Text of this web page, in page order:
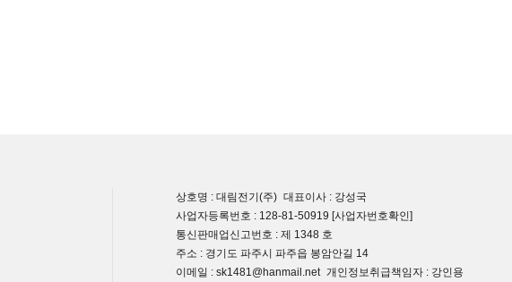
상호명 : 대림전기(주) 대표이사 : 강성국
사업자등록번호 : 128-81-50919[사업자번호확인]
통신판매업신고번호 : 제 1348 호
주소 : 경기도 파주시 파주읍 봉암안길 14
이메일 : sk1481@hanmail.net 개인정보취급책임자 : 강인용